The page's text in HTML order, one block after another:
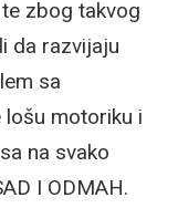
zbog takvog
da razvijaju
sa
lošu motoriku i
na svako
I ODMAH.